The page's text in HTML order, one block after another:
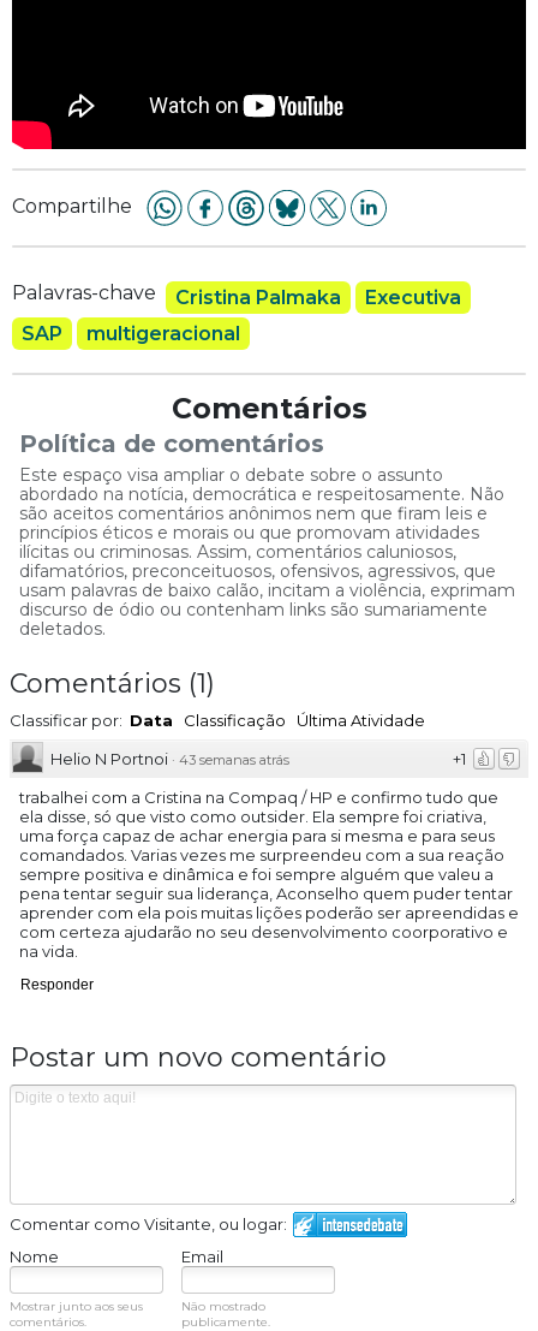
Compartilhe
Palavras-chave Cristina Palmaka
Executiva
SAP
multigeracional
Comentários
Política de comentários
Este espaço visa ampliar o debate sobre o assunto
abordado na notícia, democrática e respeitosamente. Não
são aceitos comentários anônimos nem que firam leis e
princípios éticos e morais ou que promovam atividades
ilícitas ou criminosas. Assim, comentários caluniosos,
difamatórios, preconceituosos, ofensivos, agressivos, que
usam palavras de baixo calão, incitam a violência, exprimam
discurso de ódio ou contenham links são sumariamente
deletados.
Comentários (1)
Classificar por: Data Classificação
Última Atividade
+1
Helio N Portnoi · 43 semanas atrás
trabalhei com a Cristina na Compaq / HP e confirmo tudo que
ela disse, só que visto como outsider. Ela sempre foi criativa,
uma força capaz de achar energia para si mesma e para seus
comandados. Varias vezes me surpreendeu com a sua reação
sempre positiva e dinâmica e foi sempre alguém que valeu a
pena tentar seguir sua liderança, Aconselho quem puder tentar
aprender com ela pois muitas lições poderão ser apreendidas e
com certeza ajudarão no seu desenvolvimento coorporativo e
na vida.
Responder
Postar um novo comentário
Comentar como Visitante, ou logar:
Nome
Email
Mostrar junto aos seus
comentários.
Não mostrado
publicamente.